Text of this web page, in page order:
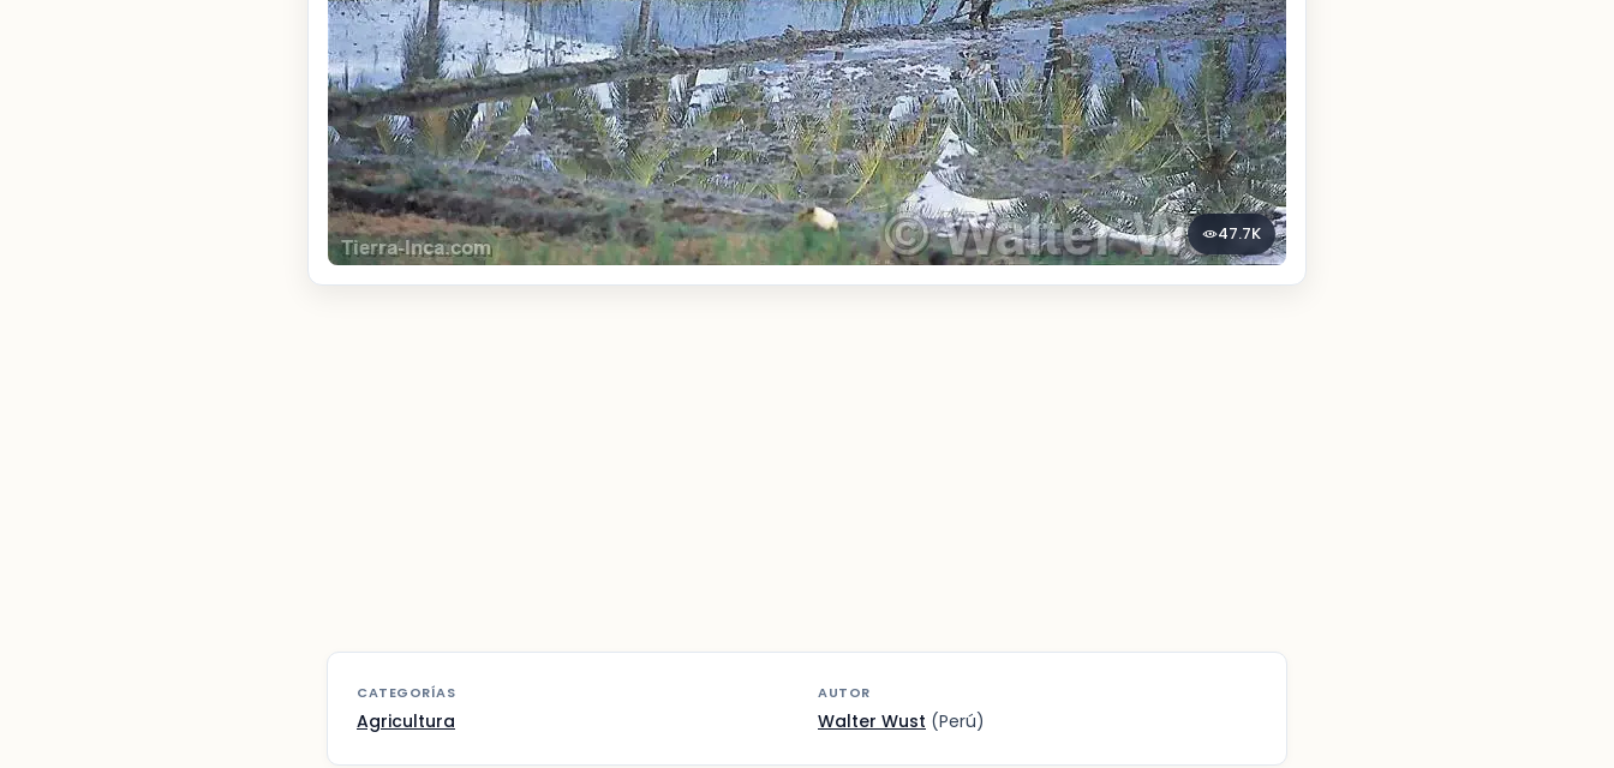
47.7K
CATEGORÍAS
Agricultura
AUTOR
Walter Wust (Perú)